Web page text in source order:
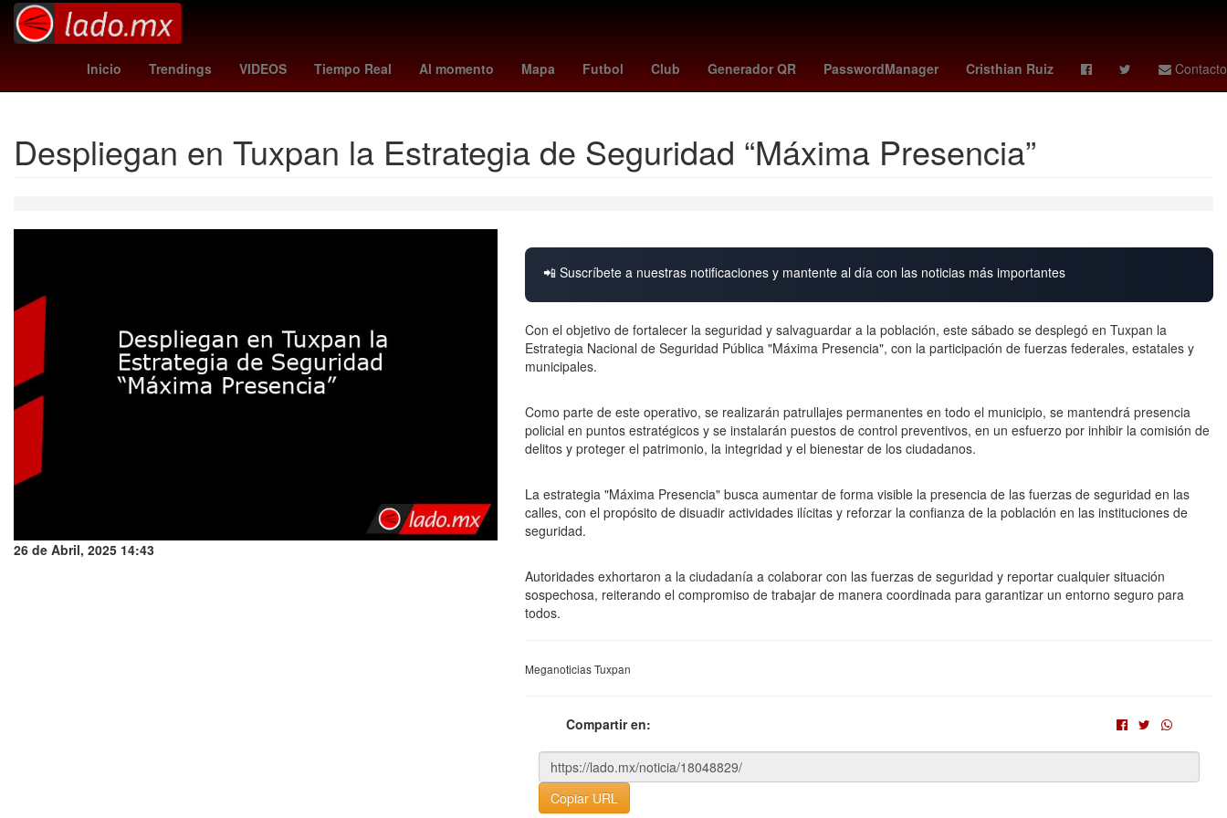
Inicio Trendings VIDEOS Tiempo Real Al momento Mapa Futbol Club Generador QR PasswordManager Cristhian Ruiz Contacto
España Brasil Empresa como vs genoa cyclospora Inteligencia Artificial Fernando Gago Argentina Senador hoy no circula cdmx hoy
Despliegan en Tuxpan la Estrategia de Seguridad “Máxima Presencia”
26 de Abril, 2025 14:43
📲 Suscríbete a nuestras notificaciones y mantente al día con las noticias más importantes
Con el objetivo de fortalecer la seguridad y salvaguardar a la población, este sábado se desplegó en Tuxpan la
Estrategia Nacional de Seguridad Pública "Máxima Presencia", con la participación de fuerzas federales, estatales y
municipales.
Como parte de este operativo, se realizarán patrullajes permanentes en todo el municipio, se mantendrá presencia
policial en puntos estratégicos y se instalarán puestos de control preventivos, en un esfuerzo por inhibir la comisión de
delitos y proteger el patrimonio, la integridad y el bienestar de los ciudadanos.
La estrategia "Máxima Presencia" busca aumentar de forma visible la presencia de las fuerzas de seguridad en las
calles, con el propósito de disuadir actividades ilícitas y reforzar la confianza de la población en las instituciones de
seguridad.
Autoridades exhortaron a la ciudadanía a colaborar con las fuerzas de seguridad y reportar cualquier situación
sospechosa, reiterando el compromiso de trabajar de manera coordinada para garantizar un entorno seguro para
todos.
Meganoticias Tuxpan
Compartir en:
Copiar URL